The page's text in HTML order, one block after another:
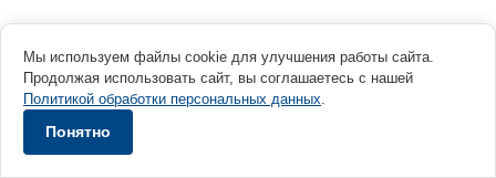
Мы используем файлы cookie для улучшения работы сайта.
Продолжая использовать сайт, вы соглашаетесь с нашей
Политикой обработки персональных данных.
Понятно